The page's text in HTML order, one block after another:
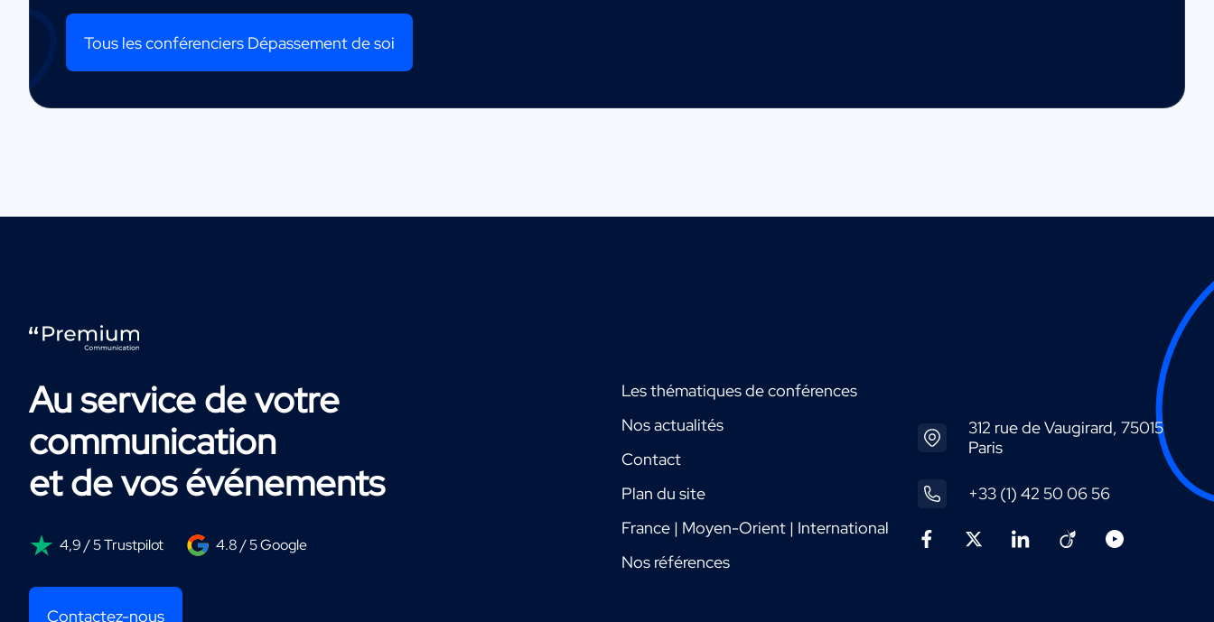
Tous les conférenciers Dépassement de soi
Au service de votre
communication
et de vos événements
4,9 / 5 Trustpilot 4.8 / 5 Google
Contactez-nous
Les thématiques de conférences
Nos actualités
Contact
Plan du site
France | Moyen-Orient | International
Nos références
312 rue de Vaugirard, 75015
Paris
+33 (1) 42 50 06 56